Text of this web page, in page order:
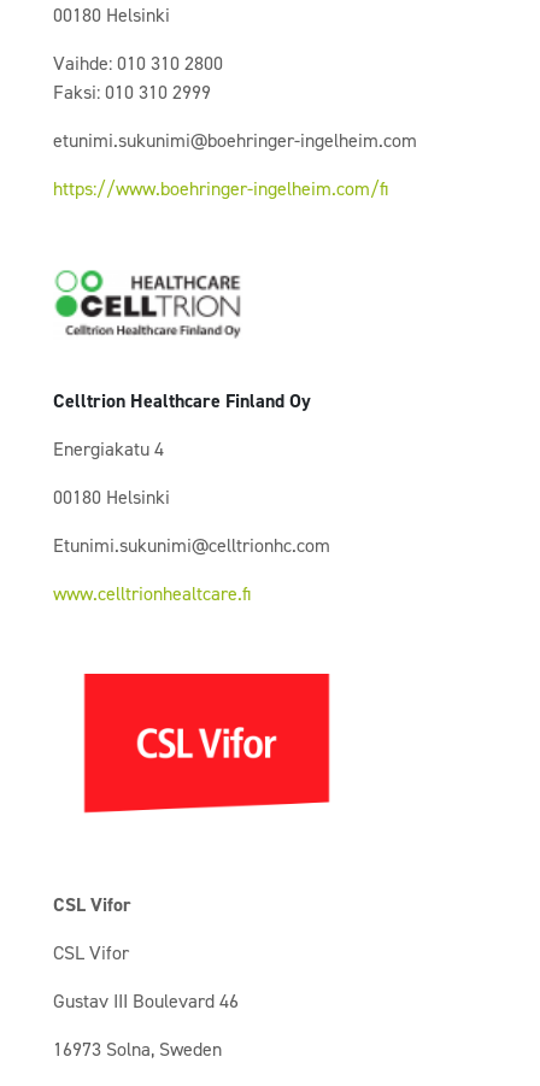
00180 Helsinki
Vaihde: 010 310 2800
Faksi: 010 310 2999
etunimi.sukunimi@boehringer-ingelheim.com
https://www.boehringer-ingelheim.com/fi
Celltrion Healthcare Finland Oy
Energiakatu 4
00180 Helsinki
Etunimi.sukunimi@celltrionhc.com
www.celltrionhealtcare.fi
CSL Vifor
CSL Vifor
Gustav III Boulevard 46
16973 Solna, Sweden